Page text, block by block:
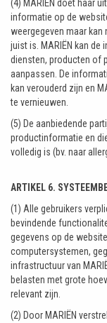
(4) MARIËN doet haar
informatie op de
weergegeven maar
juist is. MARIËN kan
diensten, producten of
aanpassen. De
kan verouderd zijn en
te vernieuwen.
(5) De aanbiedende
productinformatie en
volledig is (bv. naar
ARTIKEL 6.
(1) Alle gebruikers
bevindende
gegevens op de
computersystemen,
infrastructuur van
belasten met grote
relevant zijn.
(2) Door MARIËN